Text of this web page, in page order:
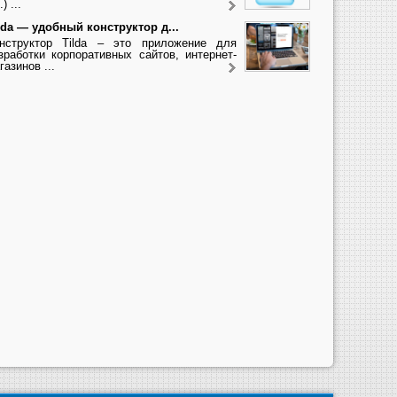
...
— удобный конструктор д...
Tilda – это приложение для
корпоративных сайтов, интернет-
...